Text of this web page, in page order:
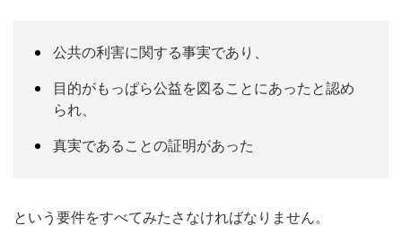
公共の利害に関する事実であり、
目的がもっぱら公益を図ることにあったと認め
られ、
真実であることの証明があった
という要件をすべてみたさなければなりません。